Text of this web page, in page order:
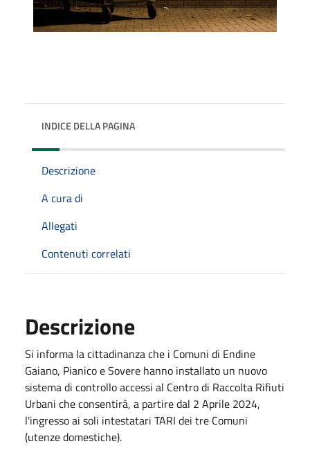
INDICE DELLA PAGINA
Descrizione
A cura di
Allegati
Contenuti correlati
Descrizione
Si informa la cittadinanza che i Comuni di Endine
Gaiano, Pianico e Sovere hanno installato un nuovo
sistema di controllo accessi al Centro di Raccolta Rifiuti
Urbani che consentirà, a partire dal 2 Aprile 2024,
l'ingresso ai soli intestatari TARI dei tre Comuni
(utenze domestiche).